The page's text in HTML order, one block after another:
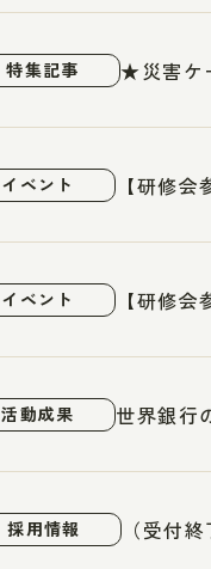
特集記事 ★災害ケ
イベント 【研修
イベント 【研修
活動成果 世界銀行
採用情報 （受付